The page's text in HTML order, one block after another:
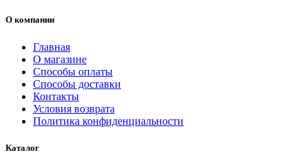
О компании
Главная
О магазине
Способы оплаты
Способы доставки
Контакты
Условия возврата
Политика конфиденциальности
Каталог